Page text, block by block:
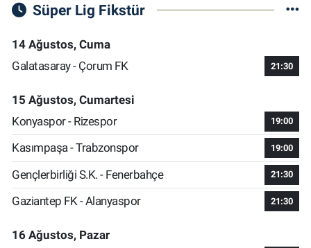
Süper Lig Fikstür
14 Ağustos, Cuma
Galatasaray - Çorum FK
21:30
15 Ağustos, Cumartesi
Konyaspor - Rizespor
19:00
Kasımpaşa - Trabzonspor 19:00
Gençlerbirliği S.K. - Fenerbahçe 21:30
Gaziantep FK - Alanyaspor 21:30
16 Ağustos, Pazar